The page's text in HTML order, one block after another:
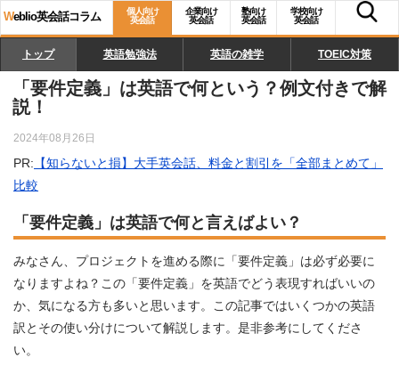
Weblio英会話コラム
個人向け
英会話
企業向け
英会話
塾向け
英会話
学校向け
英会話
トップ 英語勉強法 英語の雑学 TOEIC対策
「要件定義」は英語で何という？例文付きで解
説！
2024年08月26日
PR: 【知らないと損】大手英会話、料金と割引を「全部まとめて」
比較
「要件定義」は英語で何と言えばよい？
みなさん、プロジェクトを進める際に「要件定義」は必ず必要に
なりますよね？この「要件定義」を英語でどう表現すればいいの
か、気になる方も多いと思います。この記事ではいくつかの英語
訳とその使い分けについて解説します。是非参考にしてくださ
い。